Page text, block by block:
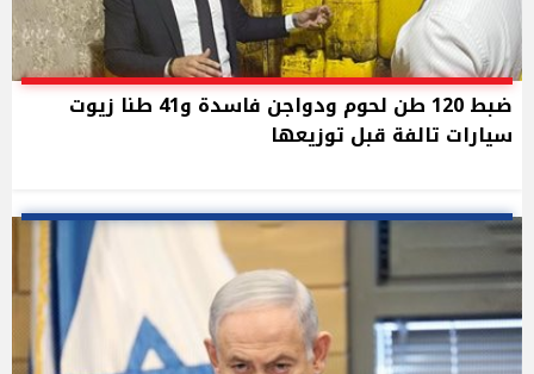
ضبط 120 طن لحوم ودواجن فاسدة و41 طنا زيوت
سيارات تالفة قبل توزيعها